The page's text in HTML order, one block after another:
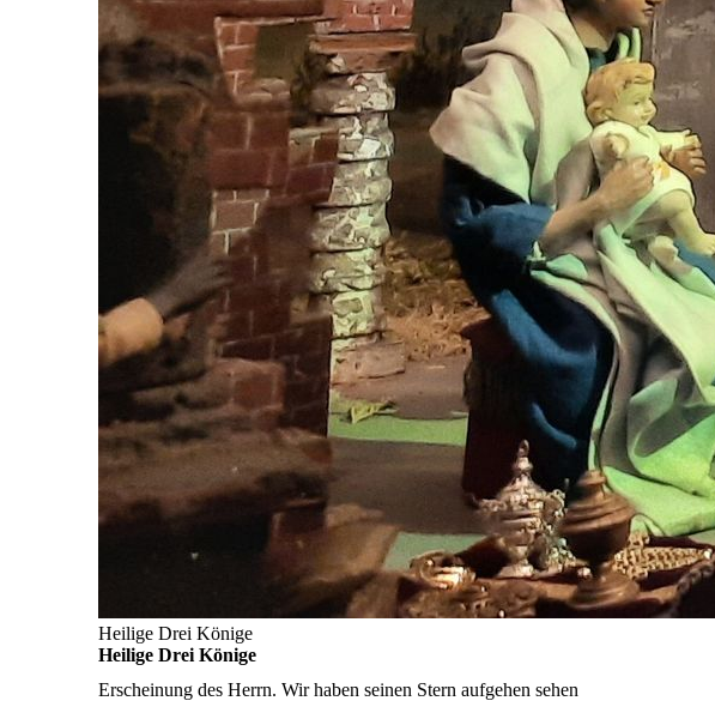
Heilige Drei Könige
Heilige Drei Könige
Erscheinung des Herrn. Wir haben seinen Stern aufgehen sehen